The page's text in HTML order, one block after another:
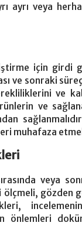
ayrı veya
için girdi
ve sonraki
ve
ve
muhafaza
veya
ölçmeli,
önlemleri